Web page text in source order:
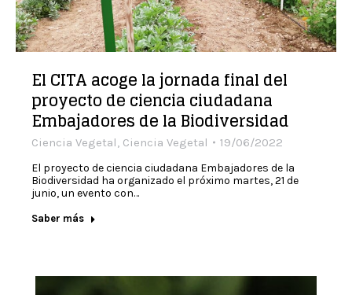
El CITA acoge la jornada final del
proyecto de ciencia ciudadana
Embajadores de la Biodiversidad
Ciencia Vegetal, Ciencia Vegetal 19/06/2022
El proyecto de ciencia ciudadana Embajadores de la
Biodiversidad ha organizado el próximo martes, 21 de
junio, un evento con…
Saber más